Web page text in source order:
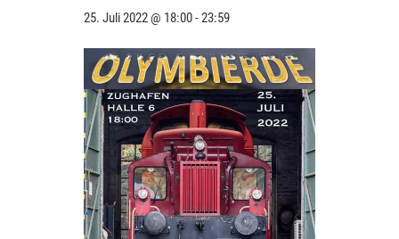
25. Juli 2022 @ 18:00-23:59